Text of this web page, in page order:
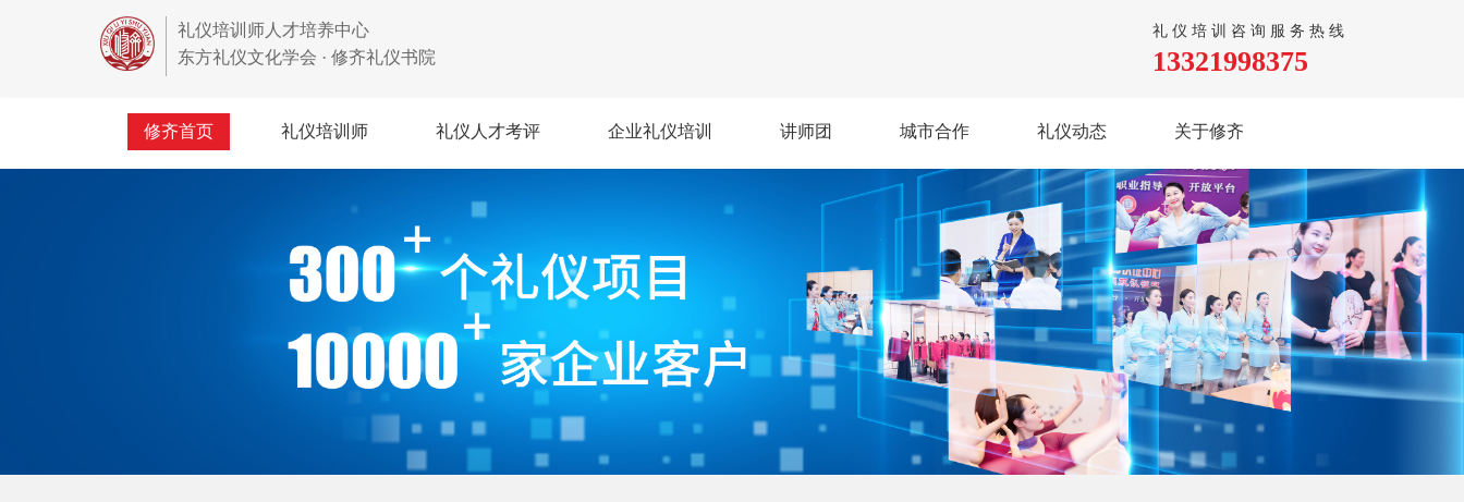
礼仪培训师人才培养中心
东方礼仪文化学会 · 修齐礼仪书院
礼仪培训咨询服务热线
13321998375
修齐首页 礼仪培训师 礼仪人才考评 企业礼仪培训 讲师团 城市合作 礼仪动态 关于修齐